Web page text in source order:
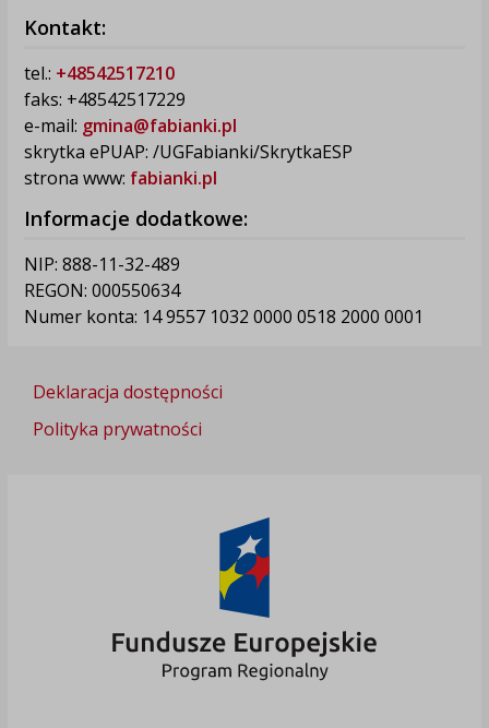
Kontakt:
tel.: +48542517210
faks: +48542517229
e-mail: gmina@fabianki.pl
skrytka ePUAP: /UGFabianki/SkrytkaESP
strona www: fabianki.pl
Informacje dodatkowe:
NIP: 888-11-32-489
REGON: 000550634
Numer konta: 14 9557 1032 0000 0518 2000 0001
Deklaracja dostępności
Polityka prywatności